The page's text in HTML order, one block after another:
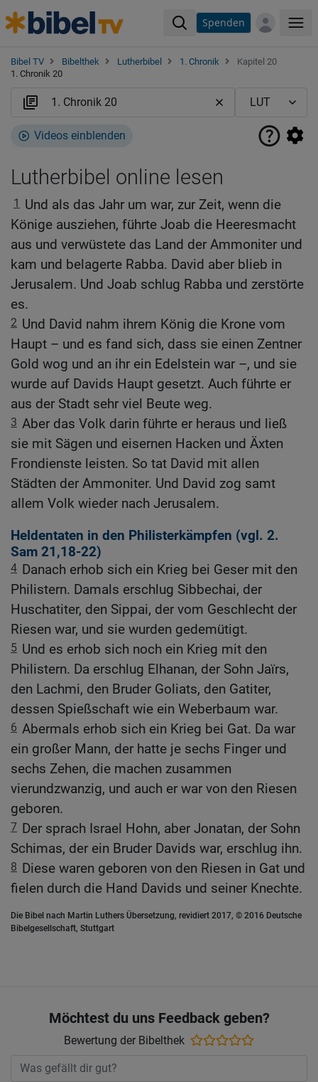
Spenden
Bibel TV Bibelthek Lutherbibel 1. Chronik
Kapitel 20
1. Chronik 20
Videos einblenden
Lutherbibel online lesen
1 Und als das Jahr um war, zur Zeit, wenn die
Könige ausziehen, führte Joab die Heeresmacht
aus und verwüstete das Land der Ammoniter und
kam und belagerte Rabba. David aber blieb in
Jerusalem. Und Joab schlug Rabba und zerstörte
es.
2 Und David nahm ihrem König die Krone vom
Haupt – und es fand sich, dass sie einen Zentner
Gold wog und an ihr ein Edelstein war –, und sie
wurde auf Davids Haupt gesetzt. Auch führte er
aus der Stadt sehr viel Beute weg.
3 Aber das Volk darin führte er heraus und ließ
sie mit Sägen und eisernen Hacken und Äxten
Frondienste leisten. So tat David mit allen
Städten der Ammoniter. Und David zog samt
allem Volk wieder nach Jerusalem.
Heldentaten in den Philisterkämpfen (vgl. 2.
Sam 21,18-22)
4 Danach erhob sich ein Krieg bei Geser mit den
Philistern. Damals erschlug Sibbechai, der
Huschatiter, den Sippai, der vom Geschlecht der
Riesen war, und sie wurden gedemütigt.
5 Und es erhob sich noch ein Krieg mit den
Philistern. Da erschlug Elhanan, der Sohn Jaïrs,
den Lachmi, den Bruder Goliats, den Gatiter,
dessen Spießschaft wie ein Weberbaum war.
6 Abermals erhob sich ein Krieg bei Gat. Da war
ein großer Mann, der hatte je sechs Finger und
sechs Zehen, die machen zusammen
vierundzwanzig, und auch er war von den Riesen
geboren.
7 Der sprach Israel Hohn, aber Jonatan, der Sohn
Schimas, der ein Bruder Davids war, erschlug ihn.
8 Diese waren geboren von den Riesen in Gat und
fielen durch die Hand Davids und seiner Knechte.
Die Bibel nach Martin Luthers Übersetzung, revidiert 2017, © 2016 Deutsche
Bibelgesellschaft, Stuttgart
Möchtest du uns Feedback geben?
Bewertung der Bibelthek